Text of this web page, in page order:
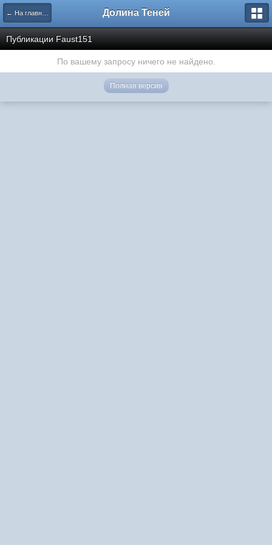
← На главную Долина Теней
Публикации Faust151
По вашему запросу ничего не найдено.
Полная версия